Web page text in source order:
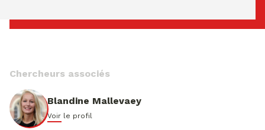
Chercheurs associés
Blandine Mallevaey
Voir le profil